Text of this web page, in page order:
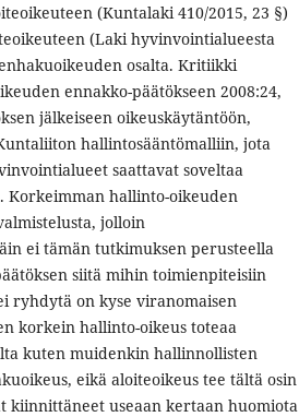
(Kuntalaki 410/2015, 23 §)
(Laki hyvinvointialueesta
osalta. Kritiikki
ennakko-päätökseen 2008:24,
jälkeiseen oikeuskäytäntöön,
hallintosääntömalliin, jota
saattavat soveltaa
Korkeimman hallinto-oikeuden
jolloin
ei tämän tutkimuksen perusteella
siitä mihin toimienpiteisiin
ryhdytä on kyse viranomaisen
korkein hallinto-oikeus toteaa
kuten muidenkin hallinnollisten
eikä aloiteoikeus tee tältä osin
kiinnittäneet useaan kertaan huomiota